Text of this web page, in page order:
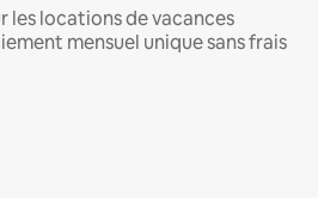
les locations de vacances
mensuel unique sans frais